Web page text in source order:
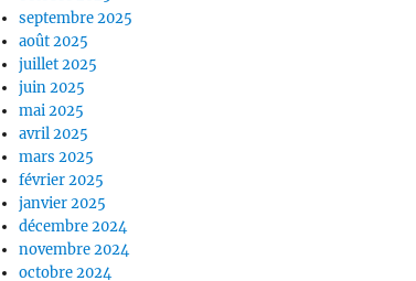
septembre 2025
août 2025
juillet 2025
juin 2025
mai 2025
avril 2025
mars 2025
février 2025
janvier 2025
décembre 2024
novembre 2024
octobre 2024